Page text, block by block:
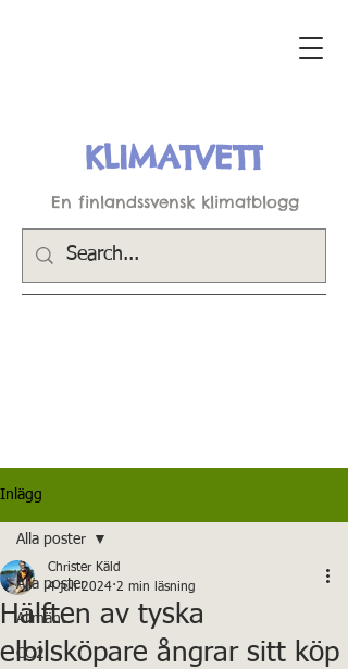
KLIMATVETT
En finlandssvensk klimatblogg
Inlägg
Alla poster
Allmänt
CO2
Alla poster
Hälften av tyska
elbilsköpare ångrar sitt köp
Christer Käld
4 juli 2024 2 min läsning